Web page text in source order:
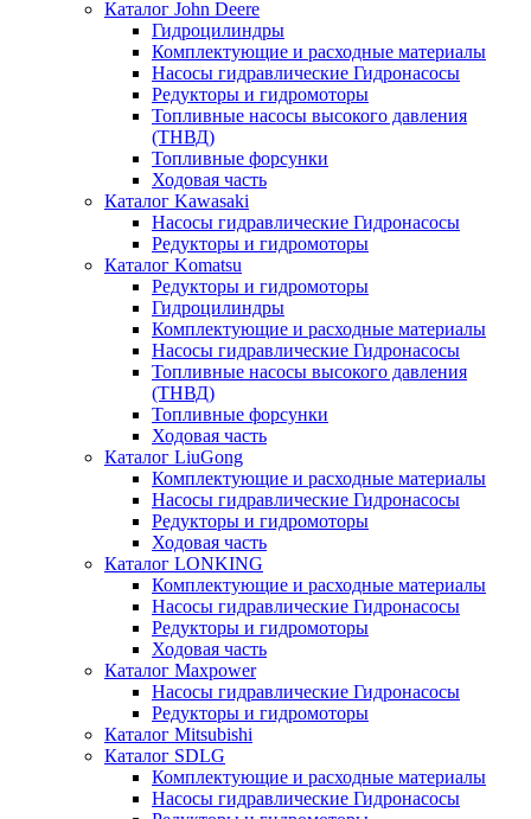
Каталог John Deere
Гидроцилиндры
Комплектующие и расходные материалы
Насосы гидравлические Гидронасосы
Редукторы и гидромоторы
Топливные насосы высокого давления
(ТНВД)
Топливные форсунки
Ходовая часть
Каталог Kawasaki
Насосы гидравлические Гидронасосы
Редукторы и гидромоторы
Каталог Komatsu
Редукторы и гидромоторы
Гидроцилиндры
Комплектующие и расходные материалы
Насосы гидравлические Гидронасосы
Топливные насосы высокого давления
(ТНВД)
Топливные форсунки
Ходовая часть
Каталог LiuGong
Комплектующие и расходные материалы
Насосы гидравлические Гидронасосы
Редукторы и гидромоторы
Ходовая часть
Каталог LONKING
Комплектующие и расходные материалы
Насосы гидравлические Гидронасосы
Редукторы и гидромоторы
Ходовая часть
Каталог Maxpower
Насосы гидравлические Гидронасосы
Редукторы и гидромоторы
Каталог Mitsubishi
Каталог SDLG
Комплектующие и расходные материалы
Насосы гидравлические Гидронасосы